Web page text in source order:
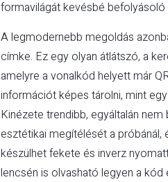
formavilágát kevésbé befolyásoló
A legmodernebb megoldás
címke. Ez egy olyan átlátszó, a
amelyre a vonalkód helyett már
információt képes tárolni, mint
Kinézete trendibb, egyáltalán
esztétikai megítélését a próbánál,
készülhet fekete és inverz
lencsén is olvasható legyen a kód